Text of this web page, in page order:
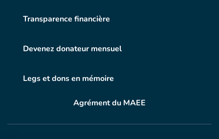
Transparence financière
Devenez donateur mensuel
Legs et dons en mémoire
Agrément du MAEE